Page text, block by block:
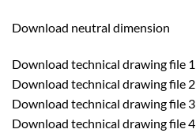
Download neutral dimension
Download technical drawing file 1
Download technical drawing file 2
Download technical drawing file 3
Download technical drawing file 4